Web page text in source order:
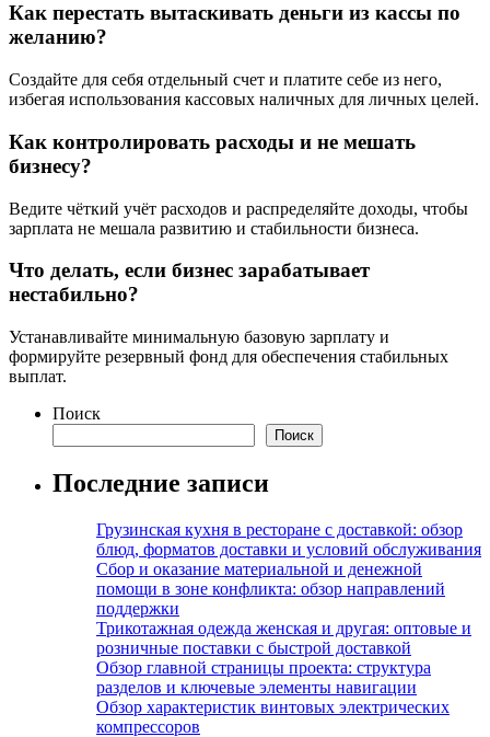
Как перестать вытаскивать деньги из кассы по
желанию?
Создайте для себя отдельный счет и платите себе из него,
избегая использования кассовых наличных для личных целей.
Как контролировать расходы и не мешать
бизнесу?
Ведите чёткий учёт расходов и распределяйте доходы, чтобы
зарплата не мешала развитию и стабильности бизнеса.
Что делать, если бизнес зарабатывает
нестабильно?
Устанавливайте минимальную базовую зарплату и
формируйте резервный фонд для обеспечения стабильных
выплат.
Поиск
Поиск
Последние записи
Грузинская кухня в ресторане с доставкой: обзор
блюд, форматов доставки и условий обслуживания
Сбор и оказание материальной и денежной
помощи в зоне конфликта: обзор направлений
поддержки
Трикотажная одежда женская и другая: оптовые и
розничные поставки с быстрой доставкой
Обзор главной страницы проекта: структура
разделов и ключевые элементы навигации
Обзор характеристик винтовых электрических
компрессоров